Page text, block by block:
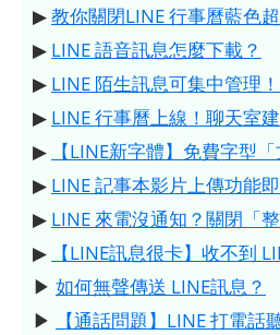
▶教你關閉LINE 行事曆藍色超
▶ LINE 語音訊息怎麼下載？
▶ LINE 陌生訊息可集中管理！
▶ LINE 行事曆上線！聊天室
▶
【LINE新字體】免費字型
▶ LINE 記事本影片上傳功能
▶ LINE 來電沒通知？關閉「
▶
【LINE訊息很卡】收不到
▶ 如何無聲傳送 LINE訊息？
▶
【通話問題】LINE 打電話